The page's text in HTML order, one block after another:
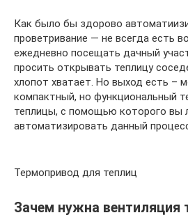
Как было бы здорово
проветривание — не всегда есть
ежедневно посещать дачный
просить открывать теплицу
хлопот хватает. Но выход есть –
компактный, но функциональный
теплицы, с помощью которого вы
автоматизировать данный
Термопривод для теплиц
Зачем нужна вентиляция